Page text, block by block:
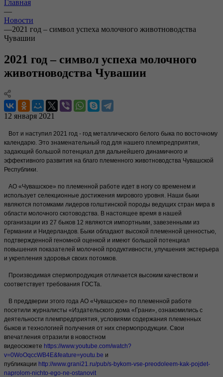
Главная
—
Новости
—2021 год – символ успеха молочного животноводства
Чувашии
2021 год – символ успеха молочного
животноводства Чувашии
12 января 2021
Вот и наступил 2021 год - год металлического белого быка по восточному
календарю. Это знаменательный год для нашего племпредприятия,
задающий большой потенциал для дальнейшего динамичного и
эффективного развития на благо племенного животноводства Чувашской
Республики.
АО «Чувашское» по племенной работе идет в ногу со временем и
использует селекционные достижения мирового уровня. Наши быки
являются потомками лидеров голштинской породы ведущих стран мира в
области молочного скотоводства. В настоящее время в нашей
организации из 27 быков 12 являются импортными, завезенными из
Германии и Нидерландов. Быки обладают высокой племенной ценностью,
подтвержденной геномной оценкой и имеют большой потенциал
повышения показателей молочной продуктивности, улучшения экстерьера
и укрепления здоровья своих потомков.
Производимая спермопродукция отличается высоким качеством и
соответствует требования ГОСТа.
В преддверии этого года АО «Чувашское» по племенной работе
посетили журналисты «Издательского дома «Грани», ознакомились с
деятельности племпредприятия, условиями содержания племенных
быков и технологией получения от них спермопродукции. Свои
впечатления отразили в новостном
видеосюжете https://www.youtube.com/watch?
v=0WoOqccWB4E&feature=youtu.be и
публикации http://www.grani21.ru/pub/s-bykom-vse-preodoleem-kak-pojdet-
naprolom-nichto-ego-ne-ostanovit